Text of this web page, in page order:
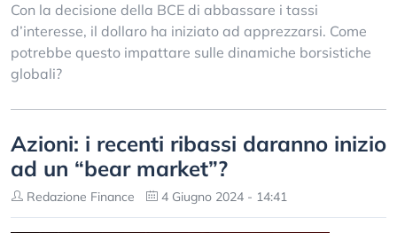
Con la decisione della BCE di abbassare i tassi
d’interesse, il dollaro ha iniziato ad apprezzarsi. Come
potrebbe questo impattare sulle dinamiche borsistiche
globali?
Azioni: i recenti ribassi daranno inizio
ad un “bear market”?
Redazione Finance 4 Giugno 2024 - 14:41